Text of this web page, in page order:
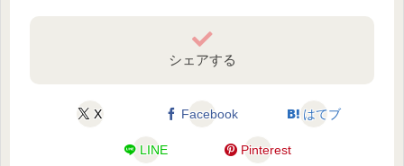
シェアする
X Facebook はてブ
LINE Pinterest